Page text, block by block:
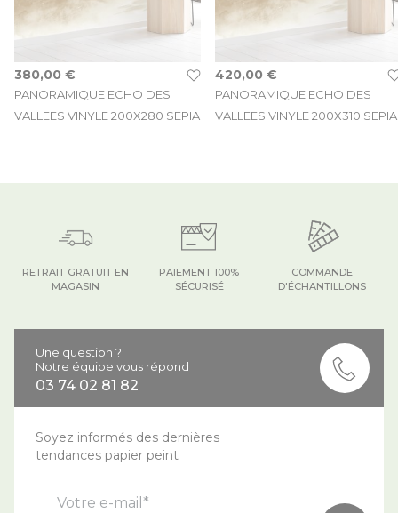
PANORAMIQUE ECHO DES
VALLEES VINYLE 200X280 SEPIA
380,00 €
PANORAMIQUE ECHO DES
VALLEES VINYLE 200X310 SEPIA
420,00 €
COMMANDE
D'ÉCHANTILLONS
PAIEMENT 100%
SÉCURISÉ
RETRAIT GRATUIT EN
MAGASIN
Une question ?
Notre équipe vous répond
03 74 02 81 82
Soyez informés des dernières
tendances papier peint
Votre e-mail*